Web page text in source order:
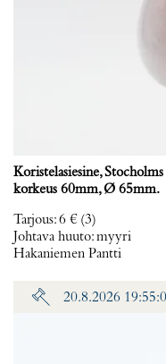
Koristelasiesine,
korkeus 60mm, Ø 65mm.
Tarjous:6 € (3)
Johtava huuto:myyri
Hakaniemen Pantti
20.8.2026